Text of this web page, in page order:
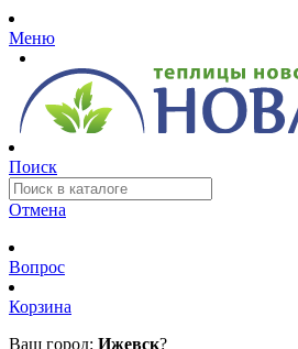
Меню
Поиск
Отмена
Вопрос
Корзина
Ваш город: Ижевск?